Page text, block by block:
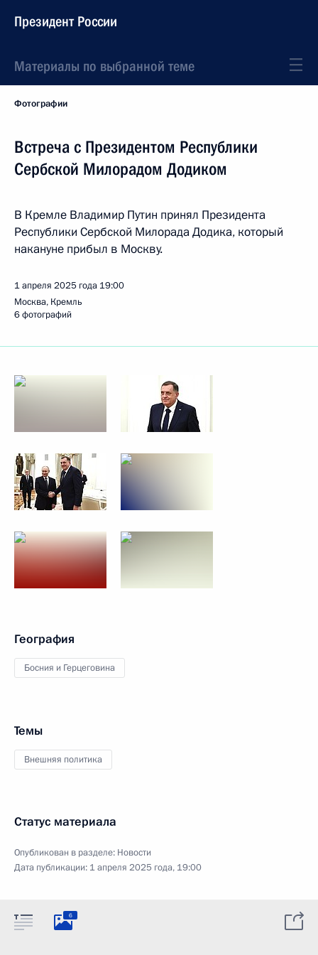
Президент России
Материалы по выбранной теме
Фотографии
Встреча с Президентом Республики
Сербской Милорадом Додиком
В Кремле Владимир Путин принял Президента
Республики Сербской Милорада Додика, который
накануне прибыл в Москву.
1 апреля 2025 года 19:00
Москва, Кремль
6 фотографий
География
Босния и Герцеговина
Темы
Внешняя политика
Статус материала
Опубликован в разделе: Новости
Дата публикации: 1 апреля 2025 года, 19:00
6